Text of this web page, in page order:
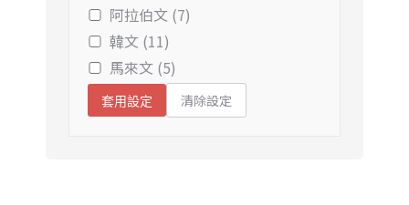
阿拉伯文 (7)
韓文 (11)
馬來文 (5)
套用設定 清除設定